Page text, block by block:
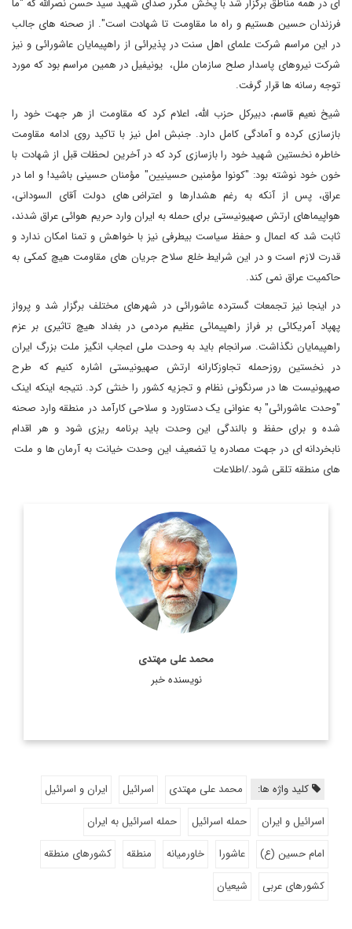
ای در همه مناطق برگزار شد با پخش مکرر صدای شهید سید حسن نصرالله که "ما
فرزندان حسین هستیم و راه ما مقاومت تا شهادت است". از صحنه های جالب
در این مراسم شرکت علمای اهل سنت در پذیرائی از راهپیمایان عاشورائی و نیز
شرکت نیروهای پاسدار صلح سازمان ملل، یونیفیل در همین مراسم بود که مورد
توجه رسانه ها قرار گرفت.
شیخ نعیم قاسم، دبیرکل حزب الله، اعلام کرد که مقاومت از هر جهت خود را
بازسازی کرده و آمادگی کامل دارد. جنبش امل نیز با تاکید روی ادامه مقاومت
خاطره نخستین شهید خود را بازسازی کرد که در آخرین لحظات قبل از شهادت با
خون خود نوشته بود: "کونوا مؤمنین حسینیین" مؤمنان حسینی باشید! و اما در
عراق، پس از آنکه به رغم هشدارها و اعتراض های دولت آقای السودانی،
هواپیماهای ارتش صهیونیستی برای حمله به ایران وارد حریم هوائی عراق شدند،
ثابت شد که اعمال و حفظ سیاست بیطرفی نیز با خواهش و تمنا امکان ندارد و
قدرت لازم است و در این شرایط خلع سلاح جریان های مقاومت هیچ کمکی به
حاکمیت عراق نمی کند.
در اینجا نیز تجمعات گسترده عاشورائی در شهرهای مختلف برگزار شد و پرواز
پهپاد آمریکائی بر فراز راهپیمائی عظیم مردمی در بغداد هیچ تاثیری بر عزم
راهپیمایان نگذاشت. سرانجام باید به وحدت ملی اعجاب انگیز ملت بزرگ ایران
در نخستین روزحمله تجاوزکارانه ارتش صهیونیستی اشاره کنیم که طرح
صهیونیست ها در سرنگونی نظام و تجزیه کشور را خنثی کرد. نتیجه اینکه اینک
"وحدت عاشورائی" به عنوانی یک دستاورد و سلاحی کارآمد در منطقه وارد صحنه
شده و برای حفظ و بالندگی این وحدت باید برنامه ریزی شود و هر اقدام
نابخردانه ای در جهت مصادره یا تضعیف این وحدت خیانت به آرمان ها و ملت
های منطقه تلقی شود./اطلاعات
محمد علی مهتدی
نویسنده خبر
کارشناس مسائل خاورمیانه و جهان عرب
اطلاعات بیشتر
کلید واژه ها: محمد علی مهتدی اسرائیل
ایران و اسرائیل
اسرائیل و ایران
حمله اسرائیل
حمله اسرائیل به ایران
امام حسین (ع)
عاشورا خاورمیانه منطقه
کشورهای منطقه
کشورهای عربی
شیعیان